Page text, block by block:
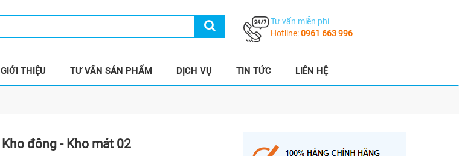
Tư vấn miễn phí
Hotline:0961 663 996
GIỚI THIỆU TƯ VẤN SẢN PHẨM DỊCH VỤ TIN TỨC LIÊN HỆ
Kho đông - Kho mát 02